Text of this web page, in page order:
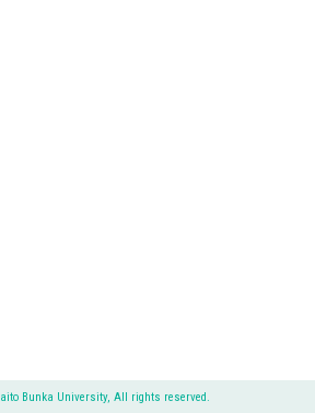
Bunka University, All rights reserved.